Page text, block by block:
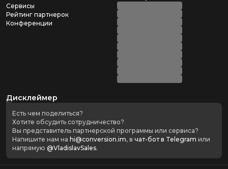
Сервисы
Рейтинг партнерок
Конференции
Дисклеймер
Есть чем поделиться?
Хотите обсудить сотрудничество?
Вы представитель партнерской программы или сервиса?
Напишите нам на hi@conversion.im, в чат-бот в Telegram или
напрямую @VladislavSales.